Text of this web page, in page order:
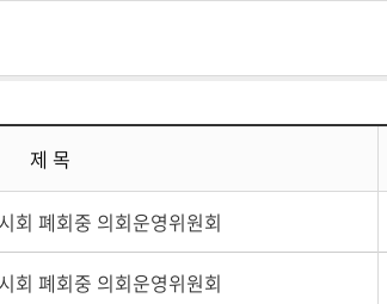
제 목
회 폐회중 의회운영위원회
회 폐회중 의회운영위원회